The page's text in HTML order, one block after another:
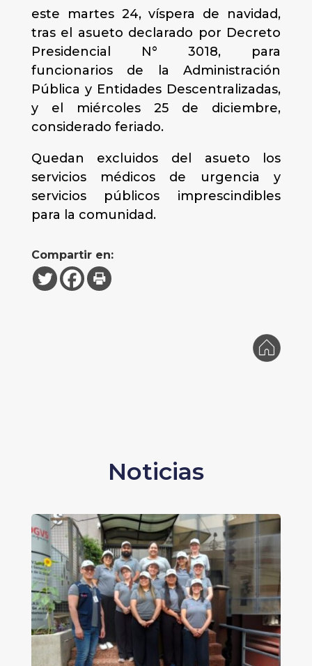
este martes 24, víspera de navidad,
tras el asueto declarado por Decreto
Presidencial N° 3018, para
funcionarios de la Administración
Pública y Entidades Descentralizadas,
y el miércoles 25 de diciembre,
considerado feriado.
Quedan excluidos del asueto los
servicios médicos de urgencia y
servicios públicos imprescindibles
para la comunidad.
Compartir en:
Noticias